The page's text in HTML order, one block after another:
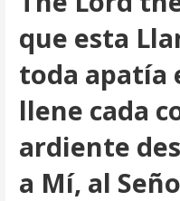
que esta
toda apatía
llene cada
ardiente
a Mí, al